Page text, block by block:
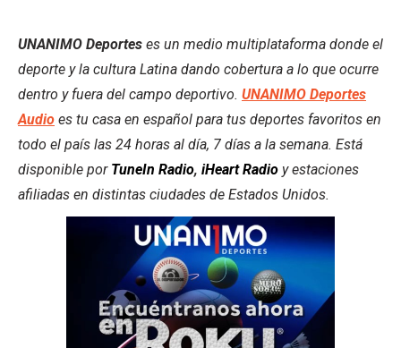
UNANIMO Deportes es un medio multiplataforma donde el
deporte y la cultura Latina dando cobertura a lo que ocurre
dentro y fuera del campo deportivo. UNANIMO Deportes
Audio es tu casa en español para tus deportes favoritos en
todo el país las 24 horas al día, 7 días a la semana. Está
disponible por TuneIn Radio, iHeart Radio y estaciones
afiliadas en distintas ciudades de Estados Unidos.